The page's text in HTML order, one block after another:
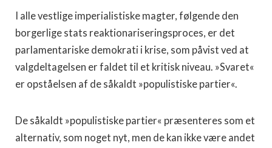
I alle vestlige imperialistiske magter, følgende den
borgerlige stats reaktionariseringsproces, er det
parlamentariske demokrati i krise, som påvist ved at
valgdeltagelsen er faldet til et kritisk niveau. »Svaret«
er opståelsen af de såkaldt »populistiske partier«.
De såkaldt »populistiske partier« præsenteres som et
alternativ, som noget nyt, men de kan ikke være andet